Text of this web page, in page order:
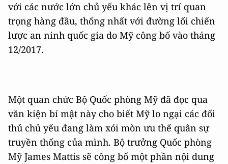
với các nước lớn chủ yếu khác lên vị trí quan
trọng hàng đầu, thống nhất với đường lối chiến
lược an ninh quốc gia do Mỹ công bố vào tháng
12/2017.
Một quan chức Bộ Quốc phòng Mỹ đã đọc qua
văn kiện bí mật này cho biết Mỹ lo ngại các đối
thủ chủ yếu đang làm xói mòn ưu thế quân sự
truyền thống của mình. Bộ trưởng Quốc phòng
Mỹ James Mattis sẽ công bố một phần nội dung